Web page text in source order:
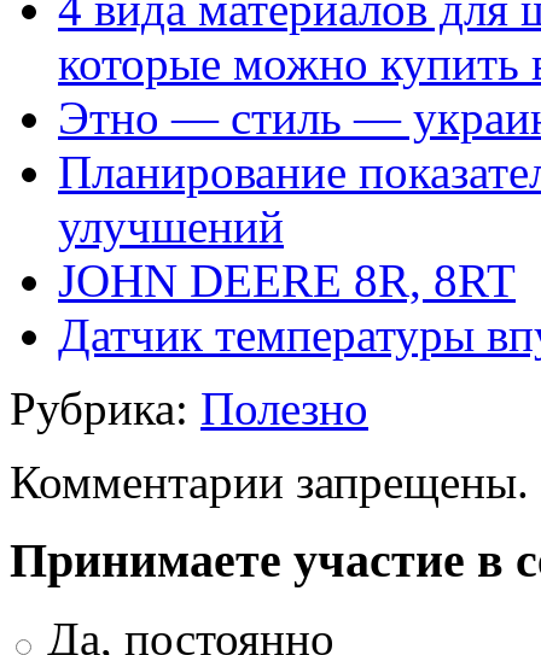
которые можно купить
Этно — стиль —
Планирование
улучшений
JOHN DEERE 8R, 8RT
Датчик температуры
Рубрика: Полезно
Комментарии запрещены.
Принимаете участие в
Да, постоянно